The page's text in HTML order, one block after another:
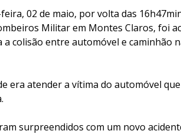
02 de maio, por volta das
Militar em Montes Claros, foi
colisão entre automóvel e caminhão
era atender a vítima do automóvel
surpreendidos com um novo